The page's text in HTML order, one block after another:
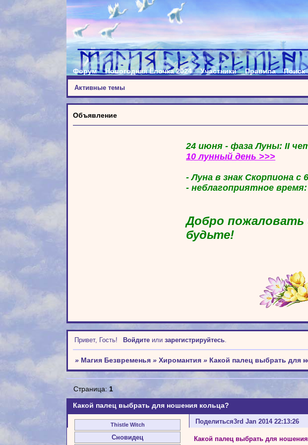
Форум Новогодняя Ёлочка 2024 Участники Правила Поиск
Активные темы
Объявление
24 июня - фаза Луны: II
10 лунный день >>>
- Луна в знак Скорпиона с
- неблагоприятное
Добро пожаловать
будьте!
Привет, Гость! Войдитеили зарегистрируйтесь.
» Магия Безвременья »Хиромантия » Какой палец выбрать для
Какой палец выбрать для ношения кольца?
Страница: 1
Поделиться3rd Jan 2014 22:13:26
Thistle Witch
Сновидец Какой палец выбрать для